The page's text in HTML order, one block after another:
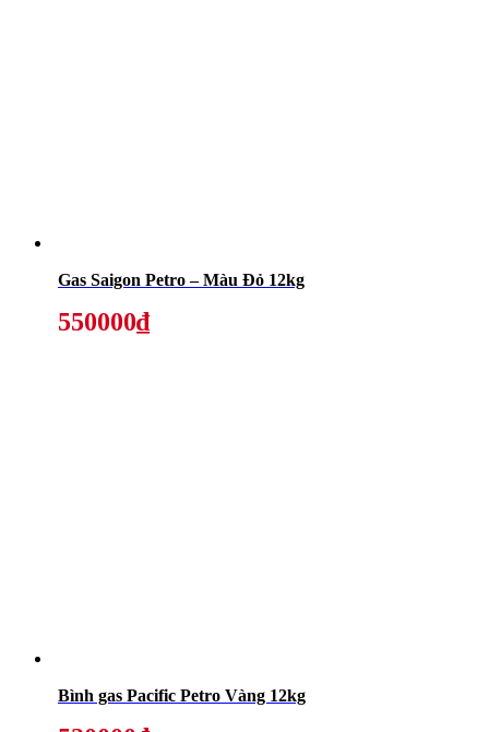
Gas Saigon Petro – Màu Đỏ 12kg
550000₫
Bình gas Pacific Petro Vàng 12kg